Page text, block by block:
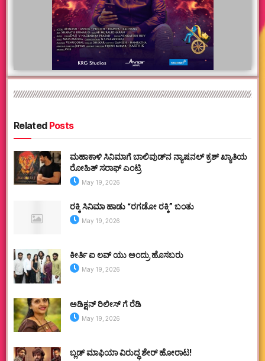
RelatedPosts
ಮಹಾಕಾಳಿ ಸಿನಿಮಾಗೆ ಬಾಲಿವುಡ್‌ನ ನ್ಯಾಷನಲ್ ಕ್ರಶ್ ಖ್ಯಾತಿಯ
ರೋಹಿತ್ ಸರಾಫ್ ಎಂಟ್ರಿ
May 19, 2026
ರಕ್ಕಿ ಸಿನಿಮಾ ಹಾಡು “ರಗಡೋ ರಕ್ಕಿ” ಬಂತು
May 19, 2026
ಕೀರ್ತಿ ಐ ಲವ್ ಯು ಅಂದ್ರು ಹೊಸಬರು
May 19, 2026
ಅಡಿಕ್ಷನ್ ರಿಲೀಸ್ ಗೆ ರೆಡಿ
May 19, 2026
ಬ್ಲಡ್ ಮಾಫಿಯಾ ವಿರುದ್ಧ ಶೇರ್ ಹೋರಾಟ!